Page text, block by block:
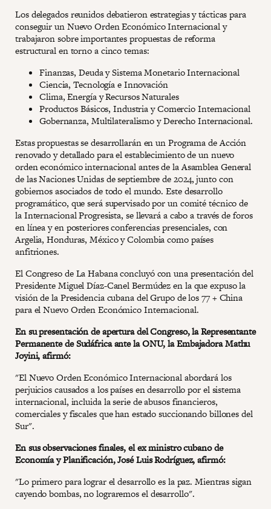
Los delegados reunidos debatieron estrategias y tácticas para
conseguir un Nuevo Orden Económico Internacional y
trabajaron sobre importantes propuestas de reforma
estructural en torno a cinco temas:
Finanzas, Deuda y Sistema Monetario Internacional
Ciencia, Tecnología e Innovación
Clima, Energía y Recursos Naturales
Productos Básicos, Industria y Comercio Internacional
Gobernanza, Multilateralismo y Derecho Internacional.
Estas propuestas se desarrollarán en un Programa de Acción
renovado y detallado para el establecimiento de un nuevo
orden económico internacional antes de la Asamblea General
de las Naciones Unidas de septiembre de 2024, junto con
gobiernos asociados de todo el mundo. Este desarrollo
programático, que será supervisado por un comité técnico de
la Internacional Progresista, se llevará a cabo a través de foros
en línea y en posteriores conferencias presenciales, con
Argelia, Honduras, México y Colombia como países
anfitriones.
El Congreso de La Habana concluyó con una presentación del
Presidente Miguel Díaz-Canel Bermúdez en la que expuso la
visión de la Presidencia cubana del Grupo de los 77 + China
para el Nuevo Orden Económico Internacional.
En su presentación de apertura del Congreso, la Representante
Permanente de Sudáfrica ante la ONU, la Embajadora Mathu
Joyini, afirmó:
"El Nuevo Orden Económico Internacional abordará los
perjuicios causados a los países en desarrollo por el sistema
internacional, incluida la serie de abusos financieros,
comerciales y fiscales que han estado succionando billones del
Sur".
En sus observaciones finales, el ex ministro cubano de
Economía y Planificación, José Luis Rodríguez, afirmó:
"Lo primero para lograr el desarrollo es la paz. Mientras sigan
cayendo bombas, no lograremos el desarrollo".